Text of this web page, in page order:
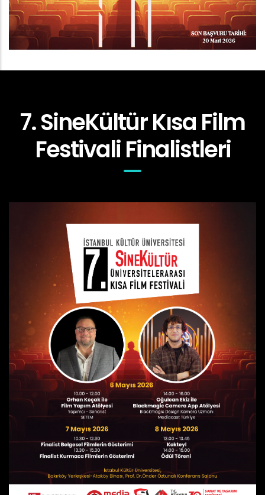
7. SineKültür Kısa Film
Festivali Finalistleri